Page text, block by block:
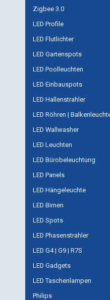
Zigbee 3.0
LED Profile
LED Flutlichter
LED Gartenspots
LED Poolleuchten
LED Einbauspots
LED Hallenstrahler
LED Röhren |
LED Wallwasher
LED Leuchten
LED Bürobeleuchtung
LED Panels
LED Hängeleuchte
LED Birnen
LED Spots
LED Phasenstrahler
LED G4 | G9 | R7S
LED Gadgets
LED Taschenlampen
Philips